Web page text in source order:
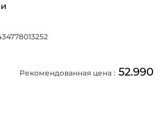
Рекомендованная цена : 52.990